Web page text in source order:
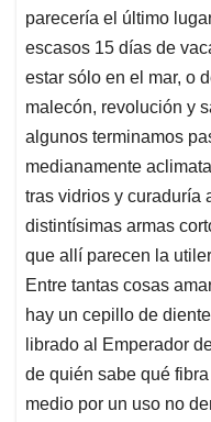
parecería el último
escasos 15 días de
estar sólo en el mar, o
malecón, revolución y
algunos terminamos
medianamente
tras vidrios y curaduría
distintísimas armas
que allí parecen la
Entre tantas cosas
hay un cepillo de
librado al Emperador
de quién sabe qué
medio por un uso no